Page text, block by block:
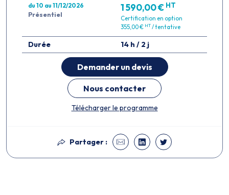
du 10 au 11/12/2026
Présentiel
1 590,00 € HT
Certification en option
355,00 € HT/ tentative
Durée 14 h / 2 j
Demander un devis
Nous contacter
Télécharger le programme
Partager :